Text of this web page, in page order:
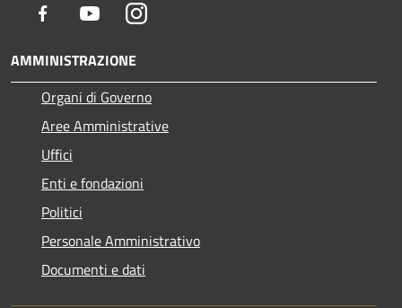
Facebook YoutubeInstagram
AMMINISTRAZIONE
Organi di Governo
Aree Amministrative
Uffici
Enti e fondazioni
Politici
Personale Amministrativo
Documenti e dati